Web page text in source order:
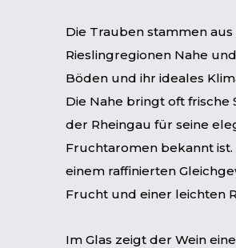
Die Trauben stammen
Rieslingregionen Nahe
Böden und ihr ideales
Die Nahe bringt oft frische
der Rheingau für seine
Fruchtaromen bekannt ist.
einem raffinierten
Frucht und einer leichten
Im Glas zeigt der Wein